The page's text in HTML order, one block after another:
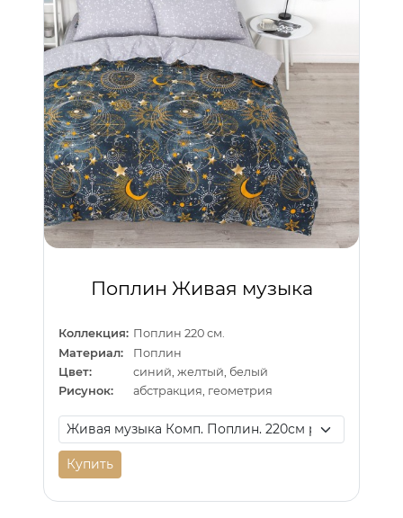
Поплин Живая музыка
Коллекция: Поплин 220 см.
Материал:
Поплин
Цвет:
синий, желтый, белый
Рисунок:
абстракция, геометрия
Купить